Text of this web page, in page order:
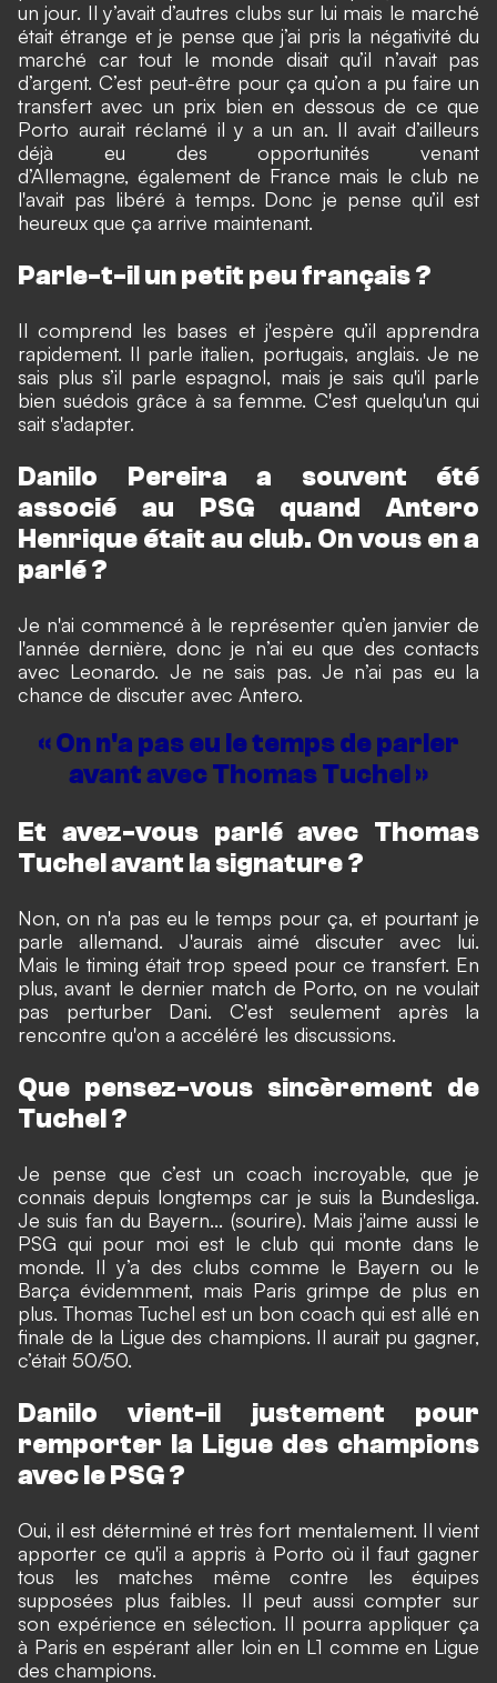
un jour. Il y’avait d’autres clubs sur lui mais le marché
était étrange et je pense que j’ai pris la négativité du
marché car tout le monde disait qu’il n’avait pas
d’argent. C’est peut-être pour ça qu’on a pu faire un
transfert avec un prix bien en dessous de ce que
Porto aurait réclamé il y a un an. Il avait d’ailleurs
déjà eu des opportunités venant
d’Allemagne, également de France mais le club ne
l'avait pas libéré à temps. Donc je pense qu’il est
heureux que ça arrive maintenant.
Parle-t-il un petit peu français ?
Il comprend les bases et j'espère qu’il apprendra
rapidement. Il parle italien, portugais, anglais. Je ne
sais plus s’il parle espagnol, mais je sais qu'il parle
bien suédois grâce à sa femme. C'est quelqu'un qui
sait s'adapter.
Danilo Pereira a souvent été
associé au PSG quand Antero
Henrique était au club. On vous en a
parlé ?
Je n'ai commencé à le représenter qu’en janvier de
l'année dernière, donc je n’ai eu que des contacts
avec Leonardo. Je ne sais pas. Je n’ai pas eu la
chance de discuter avec Antero.
« On n'a pas eu le temps de parler
avant avec Thomas Tuchel »
Et avez-vous parlé avec Thomas
Tuchel avant la signature ?
Non, on n'a pas eu le temps pour ça, et pourtant je
parle allemand. J'aurais aimé discuter avec lui.
Mais le timing était trop speed pour ce transfert. En
plus, avant le dernier match de Porto, on ne voulait
pas perturber Dani. C'est seulement après la
rencontre qu'on a accéléré les discussions.
Que pensez-vous sincèrement de
Tuchel ?
Je pense que c’est un coach incroyable, que je
connais depuis longtemps car je suis la Bundesliga.
Je suis fan du Bayern... (sourire). Mais j'aime aussi le
PSG qui pour moi est le club qui monte dans le
monde. Il y’a des clubs comme le Bayern ou le
Barça évidemment, mais Paris grimpe de plus en
plus. Thomas Tuchel est un bon coach qui est allé en
finale de la Ligue des champions. Il aurait pu gagner,
c’était 50/50.
Danilo vient-il justement pour
remporter la Ligue des champions
avec le PSG ?
Oui, il est déterminé et très fort mentalement. Il vient
apporter ce qu'il a appris à Porto où il faut gagner
tous les matches même contre les équipes
supposées plus faibles. Il peut aussi compter sur
son expérience en sélection. Il pourra appliquer ça
à Paris en espérant aller loin en L1 comme en Ligue
des champions.